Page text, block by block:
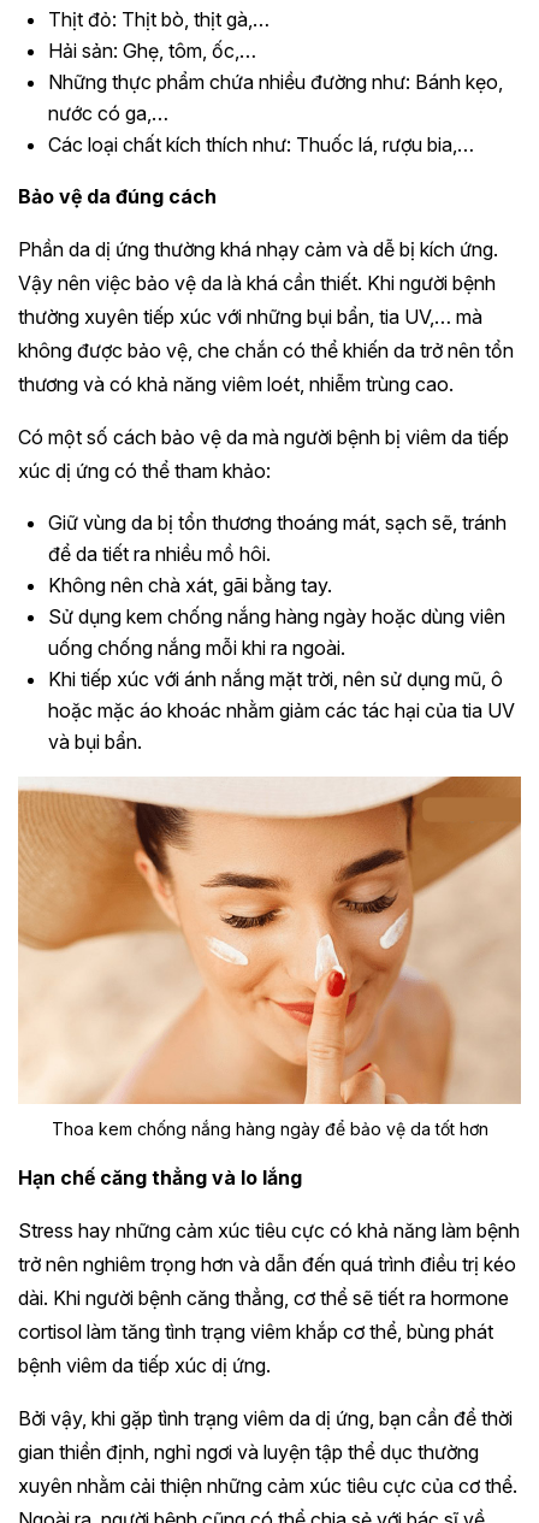
Thịt đỏ: Thịt bò, thịt gà,…
Hải sản: Ghẹ, tôm, ốc,…
Những thực phẩm chứa nhiều đường như: Bánh kẹo,
nước có ga,…
Các loại chất kích thích như: Thuốc lá, rượu bia,…
Bảo vệ da đúng cách
Phần da dị ứng thường khá nhạy cảm và dễ bị kích ứng.
Vậy nên việc bảo vệ da là khá cần thiết. Khi người bệnh
thường xuyên tiếp xúc với những bụi bẩn, tia UV,… mà
không được bảo vệ, che chắn có thể khiến da trở nên tổn
thương và có khả năng viêm loét, nhiễm trùng cao.
Có một số cách bảo vệ da mà người bệnh bị viêm da tiếp
xúc dị ứng có thể tham khảo:
Giữ vùng da bị tổn thương thoáng mát, sạch sẽ, tránh
để da tiết ra nhiều mồ hôi.
Không nên chà xát, gãi bằng tay.
Sử dụng kem chống nắng hàng ngày hoặc dùng viên
uống chống nắng mỗi khi ra ngoài.
Khi tiếp xúc với ánh nắng mặt trời, nên sử dụng mũ, ô
hoặc mặc áo khoác nhằm giảm các tác hại của tia UV
và bụi bẩn.
Thoa kem chống nắng hàng ngày để bảo vệ da tốt hơn
Hạn chế căng thẳng và lo lắng
Stress hay những cảm xúc tiêu cực có khả năng làm bệnh
trở nên nghiêm trọng hơn và dẫn đến quá trình điều trị kéo
dài. Khi người bệnh căng thẳng, cơ thể sẽ tiết ra hormone
cortisol làm tăng tình trạng viêm khắp cơ thể, bùng phát
bệnh viêm da tiếp xúc dị ứng.
Bởi vậy, khi gặp tình trạng viêm da dị ứng, bạn cần để thời
gian thiền định, nghỉ ngơi và luyện tập thể dục thường
xuyên nhằm cải thiện những cảm xúc tiêu cực của cơ thể.